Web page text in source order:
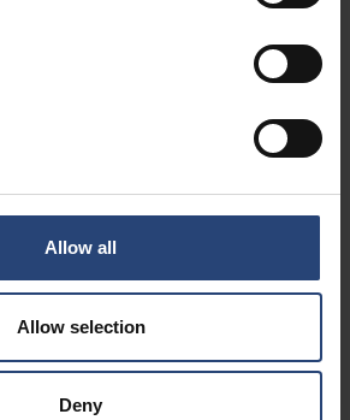
Allow all
Allow selection
Deny
det vanligaste och mest kända
lastpallar finns det flera andra